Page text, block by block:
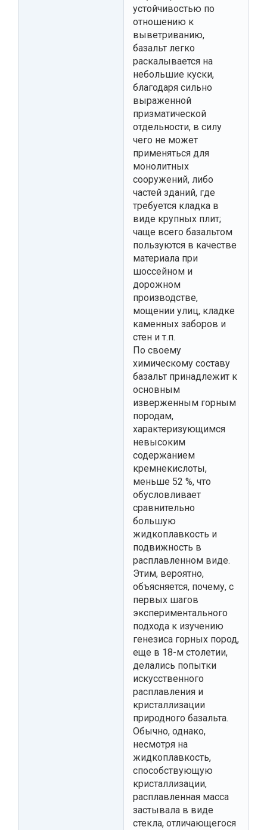
устойчивостью по
отношению к
выветриванию,
базальт легко
раскалывается на
небольшие куски,
благодаря сильно
выраженной
призматической
отдельности, в силу
чего не может
применяться для
монолитных
сооружений, либо
частей зданий, где
требуется кладка в
виде крупных плит;
чаще всего базальтом
пользуются в качестве
материала при
шоссейном и
дорожном
производстве,
мощении улиц, кладке
каменных заборов и
стен и т.п.
По своему
химическому составу
базальт принадлежит к
основным
изверженным горным
породам,
характеризующимся
невысоким
содержанием
кремнекислоты,
меньше 52 %, что
обусловливает
сравнительно
большую
жидкоплавкость и
подвижность в
расплавленном виде.
Этим, вероятно,
объясняется, почему, с
первых шагов
экспериментального
подхода к изучению
генезиса горных пород,
еще в 18-м столетии,
делались попытки
искусственного
расплавления и
кристаллизации
природного базальта.
Обычно, однако,
несмотря на
жидкоплавкость,
способствующую
кристаллизации,
расплавленная масса
застывала в виде
стекла, отличающегося